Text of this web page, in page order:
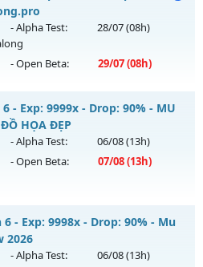
Mở máy chủ
- Alpha Test: 28/07(08h)
- Open Beta: 29/07(08h)
https://muhoalong.pro
Mở máy chủ
vào 08h ngày
- Exp: 9999x - Drop: 90% - MU
ĐỒ HỌA ĐẸP
- Alpha Test: 06/08(13h)
- Open Beta: 07/08(13h)
CÀY CUỐC FREE ĐỒ HỌA ĐẸP
Mở máy chủ
- Exp: 9998x - Drop: 90% - Mu
2026
- Alpha Test: 06/08(13h)